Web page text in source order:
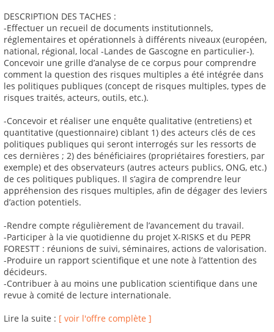
DESCRIPTION DES TACHES :
-Effectuer un recueil de documents institutionnels,
réglementaires et opérationnels à différents niveaux (européen,
national, régional, local -Landes de Gascogne en particulier-).
Concevoir une grille d’analyse de ce corpus pour comprendre
comment la question des risques multiples a été intégrée dans
les politiques publiques (concept de risques multiples, types de
risques traités, acteurs, outils, etc.).
-Concevoir et réaliser une enquête qualitative (entretiens) et
quantitative (questionnaire) ciblant 1) des acteurs clés de ces
politiques publiques qui seront interrogés sur les ressorts de
ces dernières ; 2) des bénéficiaires (propriétaires forestiers, par
exemple) et des observateurs (autres acteurs publics, ONG, etc.)
de ces politiques publiques. Il s’agira de comprendre leur
appréhension des risques multiples, afin de dégager des leviers
d’action potentiels.
-Rendre compte régulièrement de l’avancement du travail.
-Participer à la vie quotidienne du projet X-RISKS et du PEPR
FORESTT : réunions de suivi, séminaires, actions de valorisation.
-Produire un rapport scientifique et une note à l’attention des
décideurs.
-Contribuer à au moins une publication scientifique dans une
revue à comité de lecture internationale.
Lire la suite : [ voir l'offre complète ]